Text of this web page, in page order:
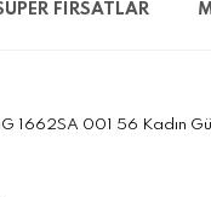
FIRSATLAR
1662SA 001 56 Kadın